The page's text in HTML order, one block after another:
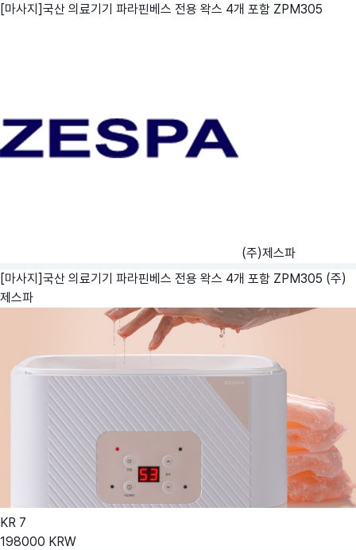
[마사지]국산 의료기기 파라핀베스 전용 왁스 4개 포함 ZPM305
(주)제스파
[마사지]국산 의료기기 파라핀베스 전용 왁스 4개 포함 ZPM305 (주)
제스파
KR 7
198000 KRW